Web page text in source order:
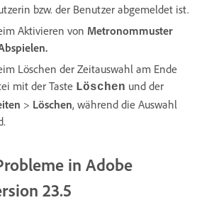
bzw. der Benutzer abgemeldet ist.
Aktivieren von Metronommuster
.
Löschen der Zeitauswahl am Ende
mit der Taste Löschen und der
> Löschen, während die Auswahl
in Adobe
23.5